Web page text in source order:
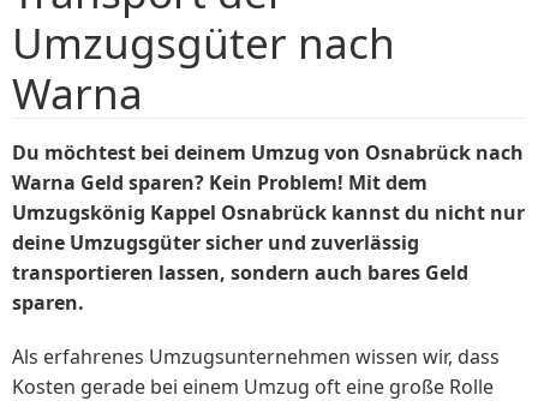
Umzugsgüter nach
Warna
Du möchtest bei deinem Umzug von Osnabrück nach
Warna Geld sparen? Kein Problem! Mit dem
Umzugskönig Kappel Osnabrück kannst du nicht nur
deine Umzugsgüter sicher und zuverlässig
transportieren lassen, sondern auch bares Geld
sparen.
Als erfahrenes Umzugsunternehmen wissen wir, dass
Kosten gerade bei einem Umzug oft eine große Rolle